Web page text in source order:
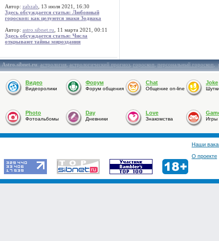
Автор: zabzab , 13 июля 2021, 16:30
Здесь обсуждается статья: Любовный
гороскоп: как целуются знаки Зодиака
Автор: astro.sibnet.ru , 11 марта 2021, 00:11
Здесь обсуждается статья: Числа
открывают тайны мироздания
Astro.sibnet.ru:астрология,астрологический прогноз,гороскоп,персональный гороскоп,
Видео
Видеоролики
Форум
Форум общения
Chat
Общение on-line
Joke
Photo
Фотоальбомы
Day
Дневники
Love
Знакомства Игры
Наши
О проекте